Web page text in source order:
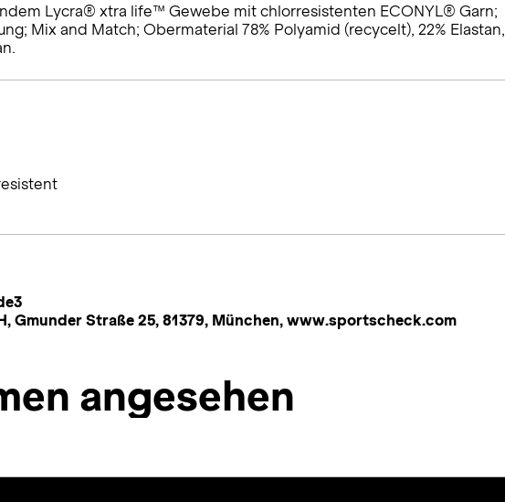
Lycra® xtra life™ Gewebe mit chlorresistenten ECONYL® Garn;
Mix and Match; Obermaterial 78% Polyamid (recycelt), 22% Elastan,
Gmunder Straße 25, 81379, München, www.sportscheck.com
angesehen